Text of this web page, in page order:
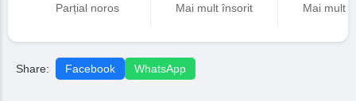
Parțial noros Mai mult însorit Mai mult
Share: Facebook WhatsApp